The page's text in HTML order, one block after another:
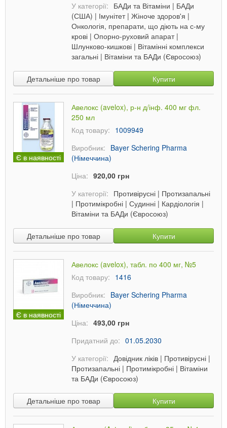
У категорії: БАДи та Вітаміни | БАДи
(США) | Імунітет| Жіноче здоров'я |
Онкологія, препарати, що діють на с-му
крові | Опорно-руховий апарат|
Шлунково-кишкові | Вітамінні комплекси
загальні | Вітаміни та БАДи (Євросоюз)
Детальніше про товар Купити
Є в наявності
Авелокс (avelox), р-н д/інф. 400 мг фл.
250 мл
Код товару: 1009949
Виробник: Bayer Schering Pharma
(Німеччина)
Ціна: 920,00 грн
У категорії: Противірусні | Протизапальні
| Протимікробні | Судинні | Кардіологія |
Вітаміни та БАДи (Євросоюз)
Детальніше про товар Купити
Є в наявності
Авелокс (avelox), табл. по 400 мг, №5
Код товару: 1416
Виробник: Bayer Schering Pharma
(Німеччина)
Ціна: 493,00 грн
Придатний до: 01.05.2030
У категорії: Довідник ліків | Противірусні |
Протизапальні | Протимікробні | Вітаміни
та БАДи (Євросоюз)
Детальніше про товар Купити